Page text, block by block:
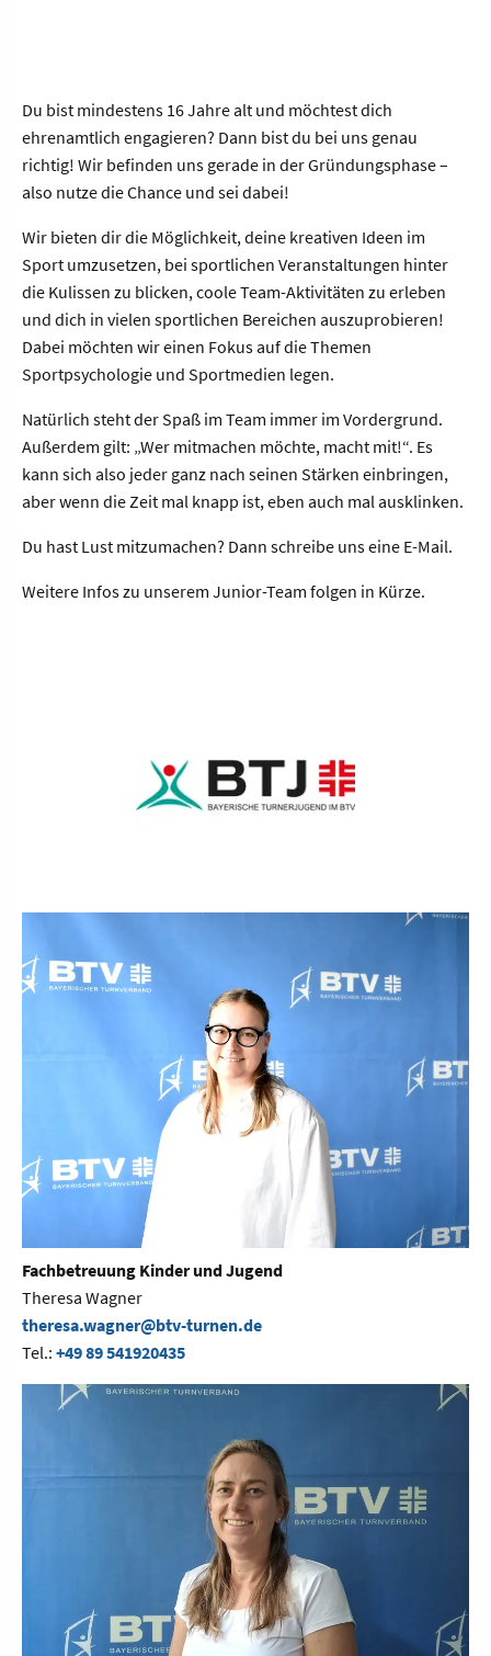
Du bist mindestens 16 Jahre alt und möchtest dich
ehrenamtlich engagieren? Dann bist du bei uns genau
richtig! Wir befinden uns gerade in der Gründungsphase –
also nutze die Chance und sei dabei!
Wir bieten dir die Möglichkeit, deine kreativen Ideen im
Sport umzusetzen, bei sportlichen Veranstaltungen hinter
die Kulissen zu blicken, coole Team-Aktivitäten zu erleben
und dich in vielen sportlichen Bereichen auszuprobieren!
Dabei möchten wir einen Fokus auf die Themen
Sportpsychologie und Sportmedien legen.
Natürlich steht der Spaß im Team immer im Vordergrund.
Außerdem gilt: „Wer mitmachen möchte, macht mit!“. Es
kann sich also jeder ganz nach seinen Stärken einbringen,
aber wenn die Zeit mal knapp ist, eben auch mal ausklinken.
Du hast Lust mitzumachen? Dann schreibe uns eine E-Mail.
Weitere Infos zu unserem Junior-Team folgen in Kürze.
Fachbetreuung Kinder und Jugend
Theresa Wagner
theresa.wagner@btv-turnen.de
Tel.: +49 89 541920435